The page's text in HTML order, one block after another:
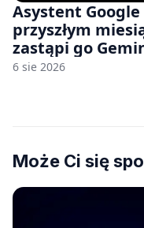
Asystent
przyszłym
zastąpi go
6 sie 2026
Może Ci się